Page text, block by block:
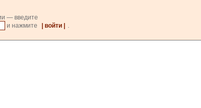
— введите
и нажмите
| войти | .